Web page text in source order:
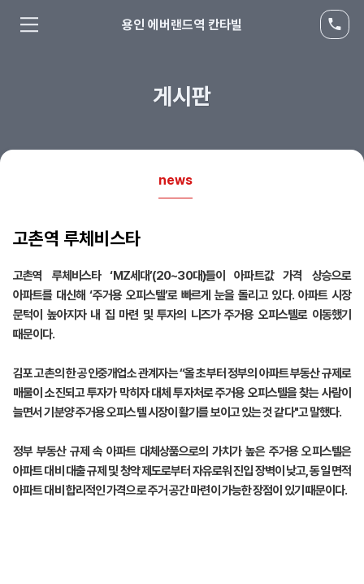
용인 에버랜드역 칸타빌
게시판
news
고촌역 루체비스타
고촌역 루체비스타 ‘MZ세대’(20~30대)들이 아파트값 가격 상승으로
아파트를 대신해 ‘주거용 오피스텔’로 빠르게 눈을 돌리고 있다. 아파트 시장
문턱이 높아지자 내 집 마련 및 투자의 니즈가 주거용 오피스텔로 이동했기
때문이다.
김포 고촌의 한 공인중개업소 관계자는 “올 초부터 정부의 아파트 부동산 규제로
매물이 소진되고 투자가 막히자 대체 투자처로 주거용 오피스텔을 찾는 사람이
늘면서 기분양 주거용 오피스텔 시장이 활기를 보이고 있는 것 같다"고 말했다.
정부 부동산 규제 속 아파트 대체상품으로의 가치가 높은 주거용 오피스텔은
아파트 대비 대출 규제 및 청약 제도로부터 자유로워 진입 장벽이 낮고, 동일 면적
아파트 대비 합리적인 가격으로 주거 공간 마련이 가능한 장점이 있기 때문이다.